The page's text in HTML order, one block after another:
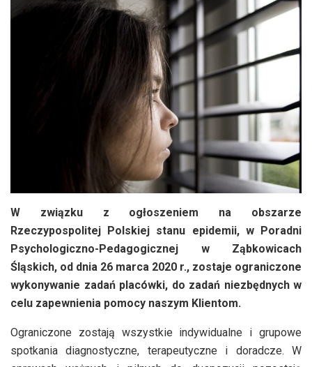
W związku z ogłoszeniem na obszarze
Rzeczypospolitej Polskiej stanu epidemii, w Poradni
Psychologiczno-Pedagogicznej w Ząbkowicach
Śląskich, od dnia 26 marca 2020 r., zostaje ograniczone
wykonywanie zadań placówki, do zadań niezbędnych w
celu zapewnienia pomocy naszym Klientom.
Ograniczone zostają wszystkie indywidualne i grupowe
spotkania diagnostyczne, terapeutyczne i doradcze. W